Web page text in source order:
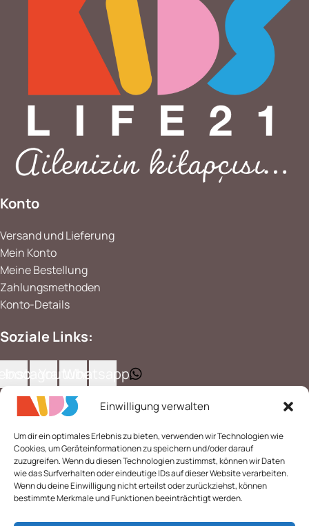
Einwilligung verwalten
Um dir ein optimales Erlebnis zu bieten, verwenden wir Technologien wie
Cookies, um Geräteinformationen zu speichern und/oder darauf
zuzugreifen. Wenn du diesen Technologien zustimmst, können wir Daten
wie das Surfverhalten oder eindeutige IDs auf dieser Website verarbeiten.
Wenn du deine Einwilligung nicht erteilst oder zurückziehst, können
bestimmte Merkmale und Funktionen beeinträchtigt werden.
Konto
Versand und Lieferung
Mein Konto
Meine Bestellung
Zahlungsmethoden
Konto-Details
Soziale Links:
InstagramYoutubeWhatsapp
Kategorien
Kinderbücher
Erwachsenenbücher
Büchersets
Mehrsprachiges
Lernspiele